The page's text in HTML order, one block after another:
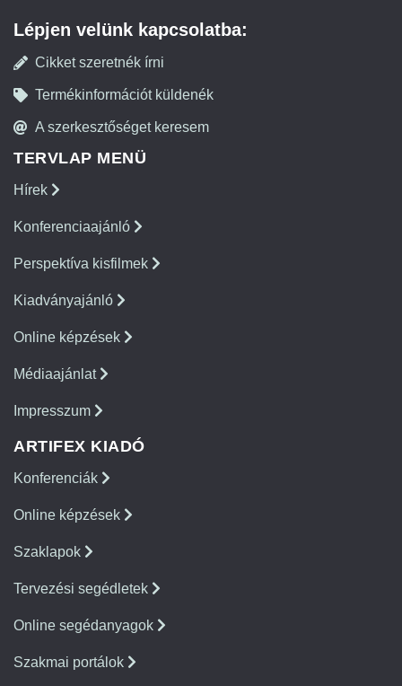
Lépjen velünk kapcsolatba:
Cikket szeretnék írni
Termékinformációt küldenék
A szerkesztőséget keresem
TERVLAP MENÜ
Hírek
Konferenciaajánló
Perspektíva kisfilmek
Kiadványajánló
Online képzések
Médiaajánlat
Impresszum
ARTIFEX KIADÓ
Konferenciák
Online képzések
Szaklapok
Tervezési segédletek
Online segédanyagok
Szakmai portálok